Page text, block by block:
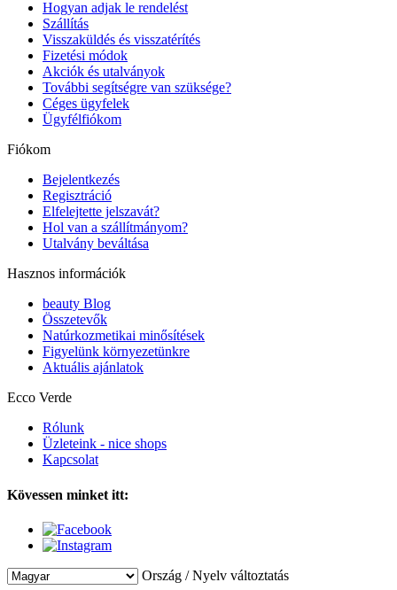
Hogyan adjak le rendelést
Szállítás
Visszaküldés és visszatérítés
Fizetési módok
Akciók és utalványok
További segítségre van szüksége?
Céges ügyfelek
Ügyfélfiókom
Fiókom
Bejelentkezés
Regisztráció
Elfelejtette jelszavát?
Hol van a szállítmányom?
Utalvány beváltása
Hasznos információk
beauty Blog
Összetevők
Natúrkozmetikai minősítések
Figyelünk környezetünkre
Aktuális ajánlatok
Ecco Verde
Rólunk
Üzleteink - nice shops
Kapcsolat
Kövessen minket itt:
Ország / Nyelv változtatás